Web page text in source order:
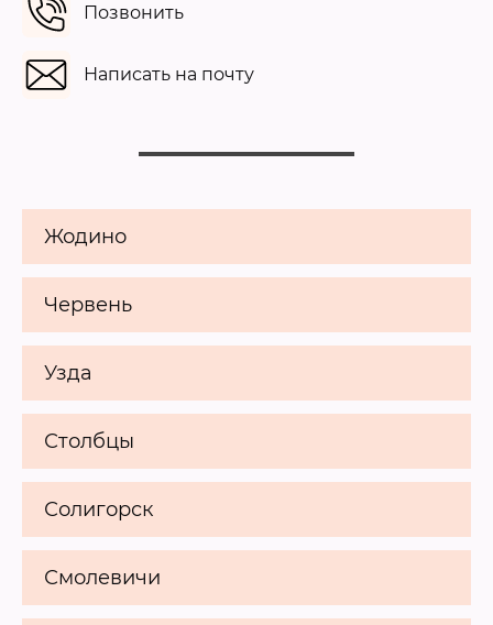
Позвонить
Написать на почту
Жодино
Червень
Узда
Столбцы
Солигорск
Смолевичи